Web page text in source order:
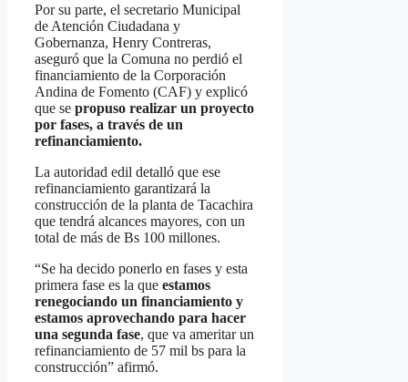
Por su parte, el secretario Municipal
de Atención Ciudadana y
Gobernanza, Henry Contreras,
aseguró que la Comuna no perdió el
financiamiento de la Corporación
Andina de Fomento (CAF) y explicó
que se propuso realizar un proyecto
por fases, a través de un
refinanciamiento.
La autoridad edil detalló que ese
refinanciamiento garantizará la
construcción de la planta de Tacachira
que tendrá alcances mayores, con un
total de más de Bs 100 millones.
“Se ha decido ponerlo en fases y esta
primera fase es la que estamos
renegociando un financiamiento y
estamos aprovechando para hacer
una segunda fase, que va ameritar un
refinanciamiento de 57 mil bs para la
construcción” afirmó.